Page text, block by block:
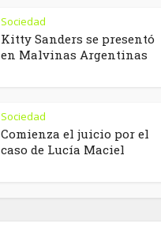
Sociedad
Kitty Sanders se presentó
en Malvinas Argentinas
Sociedad
Comienza el juicio por el
caso de Lucía Maciel